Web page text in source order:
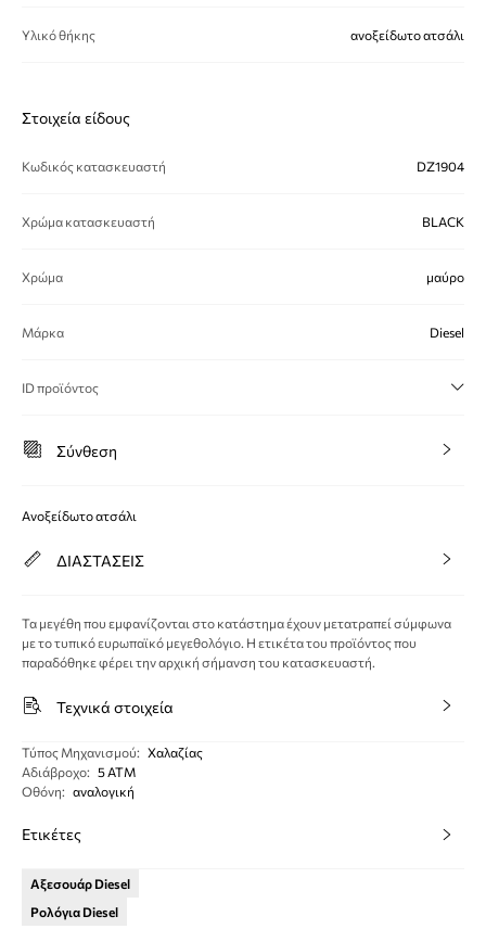
Υλικό θήκης ανοξείδωτο ατσάλι
Στοιχεία είδους
Κωδικός κατασκευαστή DZ1904
Χρώμα κατασκευαστή BLACK
Χρώμα μαύρο
Μάρκα Diesel
ID προϊόντος
Σύνθεση
Ανοξείδωτο ατσάλι
ΔΙΑΣΤΑΣΕΙΣ
Τα μεγέθη που εμφανίζονται στο κατάστημα έχουν μετατραπεί σύμφωνα
με το τυπικό ευρωπαϊκό μεγεθολόγιο. Η ετικέτα του προϊόντος που
παραδόθηκε φέρει την αρχική σήμανση του κατασκευαστή.
Τεχνικά στοιχεία
Τύπος Μηχανισμού: Χαλαζίας
Αδιάβροχο: 5 ΑΤΜ
Οθόνη: αναλογική
Ετικέτες
Αξεσουάρ Diesel
Ρολόγια Diesel